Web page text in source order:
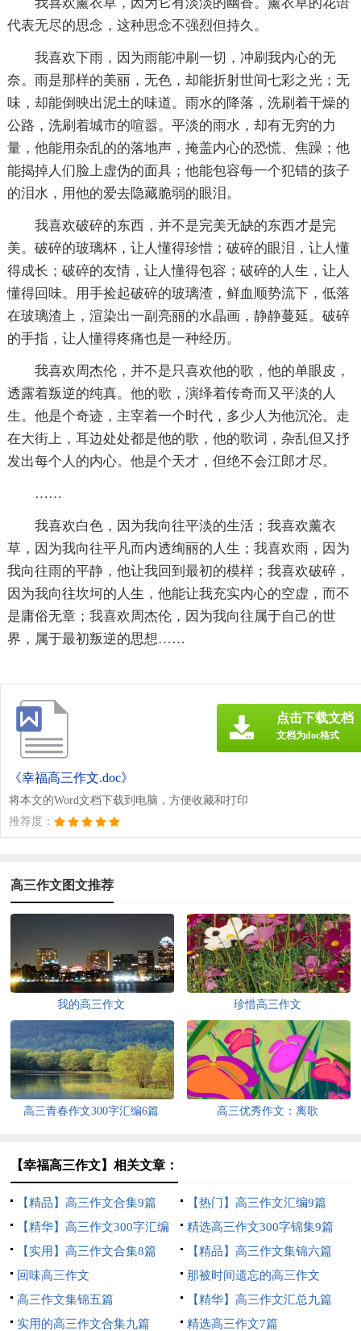
代表无尽的思念，这种思念不强烈但持久。
我喜欢下雨，因为雨能冲刷一切，冲刷我内心的无
奈。雨是那样的美丽，无色，却能折射世间七彩之光；无
味，却能倒映出泥土的味道。雨水的降落，洗刷着干燥的
公路，洗刷着城市的喧嚣。平淡的雨水，却有无穷的力
量，他能用杂乱的的落地声，掩盖内心的恐慌、焦躁；他
能揭掉人们脸上虚伪的面具；他能包容每一个犯错的孩子
的泪水，用他的爱去隐藏脆弱的眼泪。
我喜欢破碎的东西，并不是完美无缺的东西才是完
美。破碎的玻璃杯，让人懂得珍惜；破碎的眼泪，让人懂
得成长；破碎的友情，让人懂得包容；破碎的人生，让人
懂得回味。用手捡起破碎的玻璃渣，鲜血顺势流下，低落
在玻璃渣上，渲染出一副亮丽的水晶画，静静蔓延。破碎
的手指，让人懂得疼痛也是一种经历。
我喜欢周杰伦，并不是只喜欢他的歌，他的单眼皮，
透露着叛逆的纯真。他的歌，演绎着传奇而又平淡的人
生。他是个奇迹，主宰着一个时代，多少人为他沉沦。走
在大街上，耳边处处都是他的歌，他的歌词，杂乱但又抒
发出每个人的内心。他是个天才，但绝不会江郎才尽。
……
我喜欢白色，因为我向往平淡的生活；我喜欢薰衣
草，因为我向往平凡而内透绚丽的人生；我喜欢雨，因为
我向往雨的平静，他让我回到最初的模样；我喜欢破碎，
因为我向往坎坷的人生，他能让我充实内心的空虚，而不
是庸俗无章；我喜欢周杰伦，因为我向往属于自己的世
界，属于最初叛逆的思想……
《幸福高三作文.doc》
将本文的Word文档下载到电脑，方便收藏和打印
推荐度：
点击下载文档
文档为doc格式
高三作文图文推荐
我的高三作文 珍惜高三作文
高三青春作文300字汇编6篇 高三优秀作文：离歌
【幸福高三作文】相关文章：
【精品】高三作文合集9篇
【热门】高三作文汇编9篇
【精华】高三作文300字汇编
八篇
精选高三作文300字锦集9篇
【实用】高三作文合集8篇
【精品】高三作文集锦六篇
回味高三作文
那被时间遗忘的高三作文
高三作文集锦五篇
【精华】高三作文汇总九篇
实用的高三作文合集九篇
精选高三作文7篇